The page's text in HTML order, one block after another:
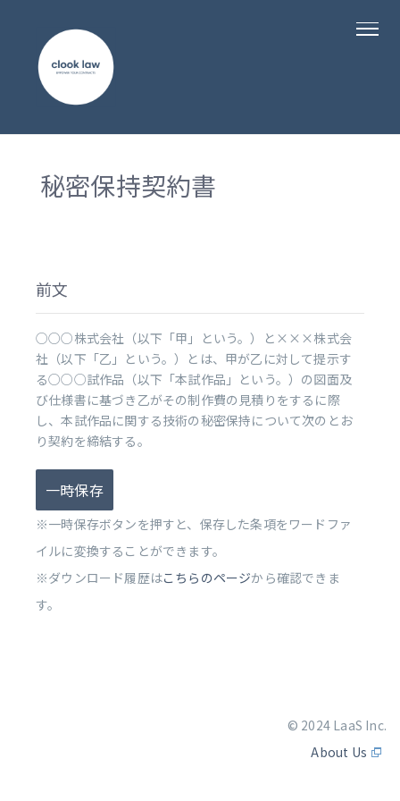
秘密保持契約書
前文
○○○株式会社（以下「甲」という。）と×××株式会
社（以下「乙」という。）とは、甲が乙に対して提示す
る○○○試作品（以下「本試作品」という。）の図面及
び仕様書に基づき乙がその制作費の見積りをするに際
し、本試作品に関する技術の秘密保持について次のとお
り契約を締結する。
一時保存
※一時保存ボタンを押すと、保存した条項をワードファ
イルに変換することができます。
※ダウンロード履歴はこちらのページから確認できま
す。
© 2024 LaaS Inc.
About Us